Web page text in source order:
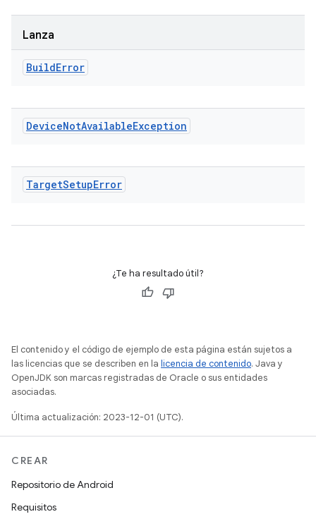
Lanza
BuildError
DeviceNotAvailableException
TargetSetupError
¿Te ha resultado útil?
El contenido y el código de ejemplo de esta página están sujetos a
las licencias que se describen en la licencia de contenido. Java y
OpenJDK son marcas registradas de Oracle o sus entidades
asociadas.
Última actualización: 2023-12-01 (UTC).
CREAR
Repositorio de Android
Requisitos